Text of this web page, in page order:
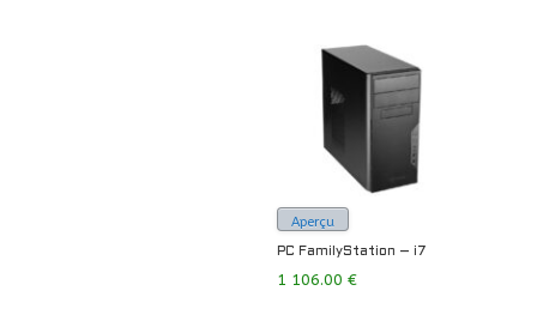
Aperçu
PC FamilyStation – i7
1 106.00€